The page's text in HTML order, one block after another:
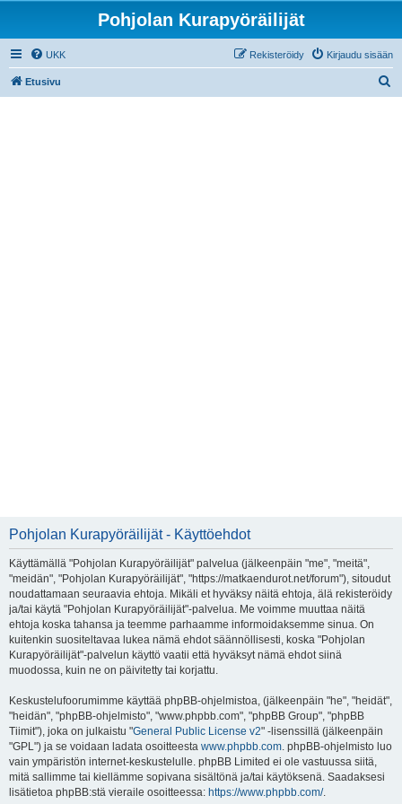
Pohjolan Kurapyöräilijät
UKK Kirjaudu sisään
Rekisteröidy
Etusivu
Pohjolan Kurapyöräilijät - Käyttöehdot
Käyttämällä "Pohjolan Kurapyöräilijät" palvelua (jälkeenpäin "me", "meitä",
"meidän", "Pohjolan Kurapyöräilijät", "https://matkaendurot.net/forum"), sitoudut
noudattamaan seuraavia ehtoja. Mikäli et hyväksy näitä ehtoja, älä rekisteröidy
ja/tai käytä "Pohjolan Kurapyöräilijät"-palvelua. Me voimme muuttaa näitä
ehtoja koska tahansa ja teemme parhaamme informoidaksemme sinua. On
kuitenkin suositeltavaa lukea nämä ehdot säännöllisesti, koska "Pohjolan
Kurapyöräilijät"-palvelun käyttö vaatii että hyväksyt nämä ehdot siinä
muodossa, kuin ne on päivitetty tai korjattu.
Keskustelufoorumimme käyttää phpBB-ohjelmistoa, (jälkeenpäin "he", "heidät",
"heidän", "phpBB-ohjelmisto", "www.phpbb.com", "phpBB Group", "phpBB
Tiimit"), joka on julkaistu "General Public License v2" -lisenssillä (jälkeenpäin
"GPL") ja se voidaan ladata osoitteesta www.phpbb.com. phpBB-ohjelmisto luo
vain ympäristön internet-keskustelulle. phpBB Limited ei ole vastuussa siitä,
mitä sallimme tai kiellämme sopivana sisältönä ja/tai käytöksenä. Saadaksesi
lisätietoa phpBB:stä vieraile osoitteessa: https://www.phpbb.com/.